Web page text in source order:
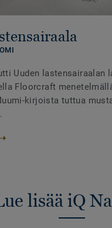
Uuden lastensairaalan
Floorcraft
kirjoista tuttua
lisää iQ